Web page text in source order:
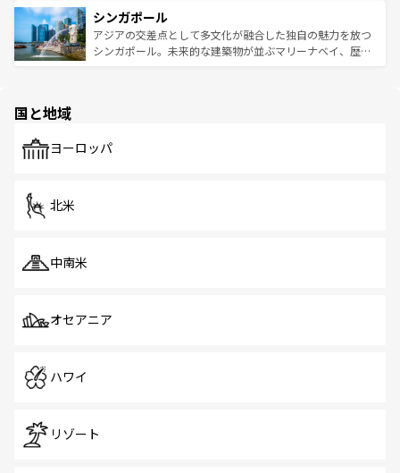
参照してほしい。
激する。気候は一年中温暖で、どの季節にも異なる楽しみ
が待っている。親しみやすいタイの人々、仏教を中心とし
た文化、そして多様な観光資源が、訪れる旅人を魅了し続
み、どこを訪れても感動するはず。観光スポットが密集し
ており、効率よく見どころを回れるのも魅力。息をのむよ
うな絶景から文化的な体験まで、香港を存分に楽しみ尽く
シンガポール
アジアの交差点として多文化が融合した独自の魅力を放つ
シンガポール。未来的な建築物が並ぶマリーナベイ、歴史
で、ホーカーズは地元の風情を楽しめる外せないスポット
国と地域
ヨーロッパ
北米
中南米
オセアニア
ハワイ
リゾート